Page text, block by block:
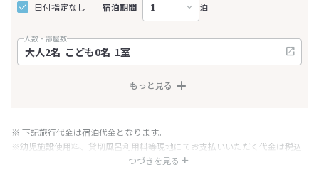
日付指定なし 宿泊期間 泊
人数・部屋数
もっと見る
つづきを見る
※ 下記旅行代金は宿泊代金となります。
※幼児施設使用料、貸切風呂利用料等現地にてお支払いいただく代金は税込
み表記となりますが、消費税増税に伴い代金が一部変更となる場合がござい